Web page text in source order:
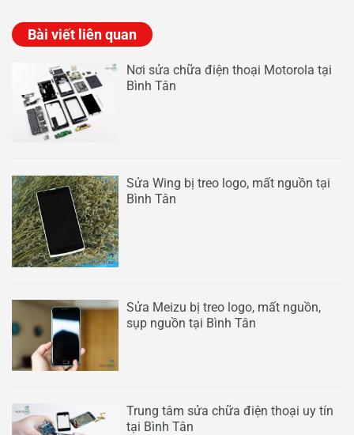
Bài viết liên quan
Nơi sửa chữa điện thoại Motorola tại
Bình Tân
Sửa Wing bị treo logo, mất nguồn tại
Bình Tân
Sửa Meizu bị treo logo, mất nguồn,
sụp nguồn tại Bình Tân
Trung tâm sửa chữa điện thoại uy tín
tại Bình Tân